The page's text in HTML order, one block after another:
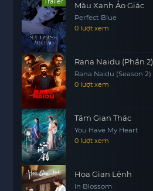
Màu Xanh Ảo Giác
Perfect Blue
0 lượt xem
Rana Naidu (Phần 2)
Rana Naidu (Season 2)
0 lượt xem
Tâm Gian Thác
You Have My Heart
0 lượt xem
Hoa Gian Lệnh
In Blossom